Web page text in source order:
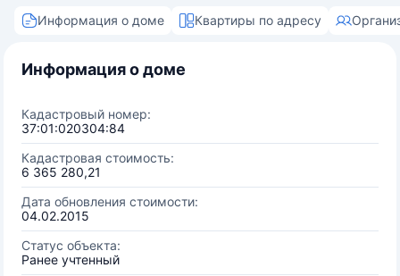
Информация о доме Квартиры по адресу
Информация о доме
Кадастровый номер:
37:01:020304:84
Кадастровая стоимость:
6 365 280,21
Дата обновления стоимости:
04.02.2015
Статус объекта:
Ранее учтенный